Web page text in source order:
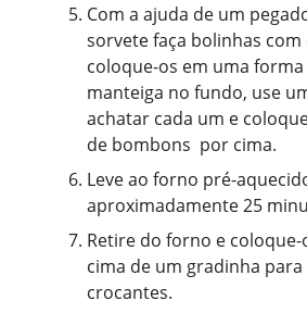
Com a ajuda de um
sorvete faça bolinhas com
coloque-os em uma
manteiga no fundo, use
achatar cada um e
de bombons por cima.
Leve ao forno pré-
aproximadamente 25
Retire do forno e
cima de um gradinha
crocantes.